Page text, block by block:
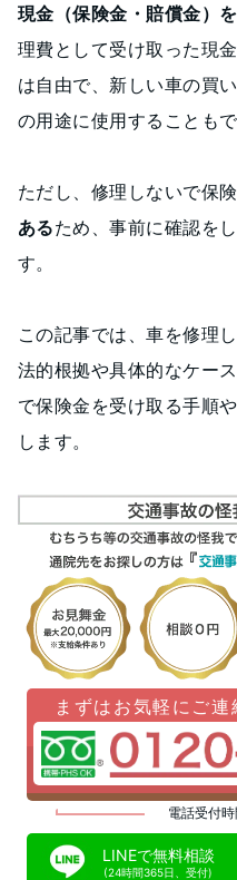
現金（保険金・賠償金）
理費として受け取った現
は自由で、新しい車の買
の用途に使用することもで
ただし、修理しないで保
あるため、事前に確認を
す。
この記事では、車を修理
法的根拠や具体的なケー
で保険金を受け取る手順
します。
まずはお気軽にご連
電話受付
LINEで無料相談
(24時間365日、受付)